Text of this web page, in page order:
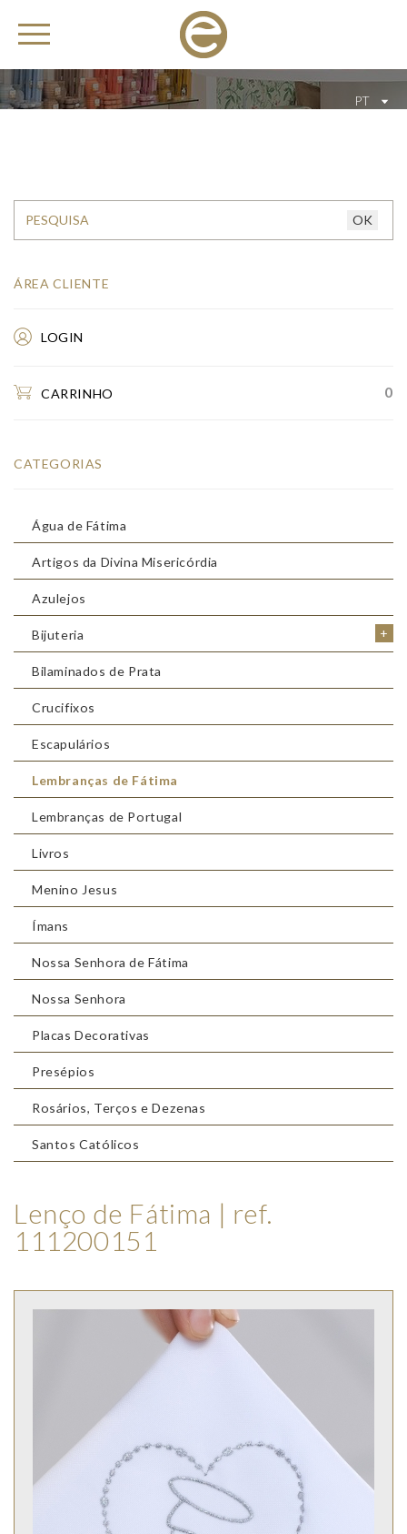
PT
ÁREA CLIENTE
LOGIN
CARRINHO 0
CATEGORIAS
Água de Fátima
Artigos da Divina Misericórdia
Azulejos
+
Bijuteria
Bilaminados de Prata
Crucifixos
Escapulários
Lembranças de Fátima
Lembranças de Portugal
Livros
Menino Jesus
Ímans
Nossa Senhora de Fátima
Nossa Senhora
Placas Decorativas
Presépios
Rosários, Terços e Dezenas
Santos Católicos
Lenço de Fátima | ref.
111200151